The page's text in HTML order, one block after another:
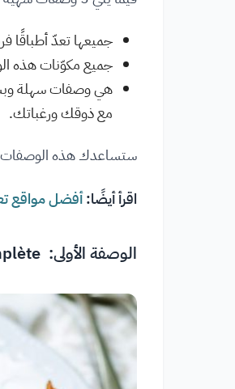
جميعها تعدّ أطباقًا
جميع مكوّنات هذه
هي وصفات سهلة
مع ذوقك ورغباتك.
ستساعدك هذه الوصفات
اقرأ أيضًا:أفضل مواقع
الوصفة الأولى: Galette Complète